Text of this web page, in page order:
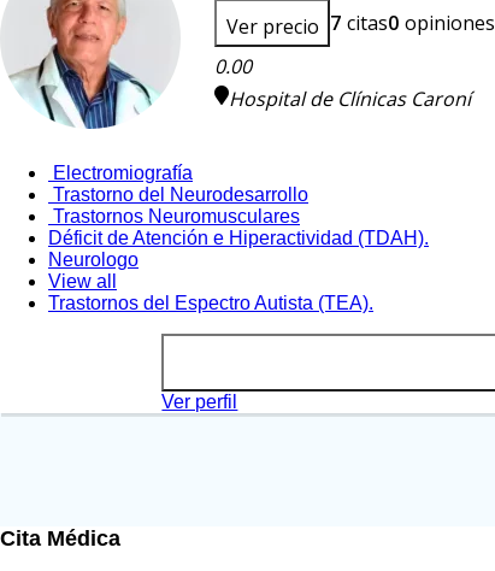
Ver precio 7 citas0 opiniones
0.00
Hospital de Clínicas Caroní
Electromiografía
Trastorno del Neurodesarrollo
Trastornos Neuromusculares
Déficit de Atención e Hiperactividad (TDAH).
Neurologo
View all
Trastornos del Espectro Autista (TEA).
Ver perfil
Cita Médica